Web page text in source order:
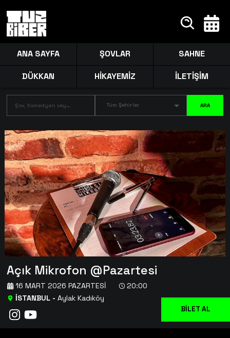
ANA SAYFA ŞOVLAR SAHNE
DÜKKAN HİKAYEMİZ İLETİŞİM
Tüm Şehirler ARA
Açık Mikrofon @Pazartesi
İSTANBUL- Aylak Kadıköy
16 MART 2026 PAZARTESI 20:00
BİLET AL